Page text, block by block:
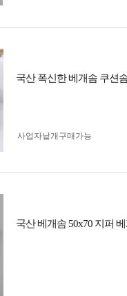
국산 폭신한 베개솜 쿠션
사업자 낱개구매가능
국산 베개솜 50x70 지퍼